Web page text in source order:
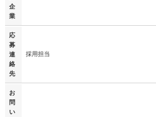
企
業
応
募
連
絡
先
採用担当
お
問
い